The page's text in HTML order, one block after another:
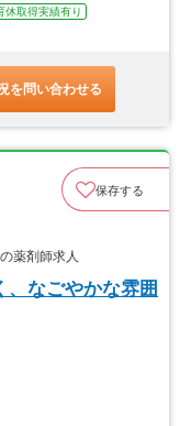
休取得実績有り
を問い合わせる
保存する
薬剤師求人
、なごやかな雰囲